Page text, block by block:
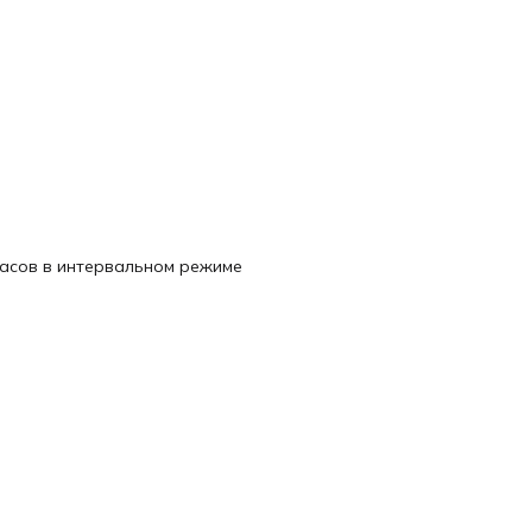
в интервальном режиме